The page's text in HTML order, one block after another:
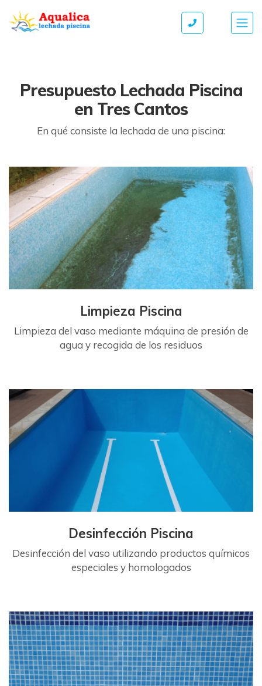
Presupuesto Lechada Piscina
en Tres Cantos
En qué consiste la lechada de una piscina:
Limpieza Piscina
Limpieza del vaso mediante máquina de presión de
agua y recogida de los residuos
Desinfección Piscina
Desinfección del vaso utilizando productos químicos
especiales y homologados